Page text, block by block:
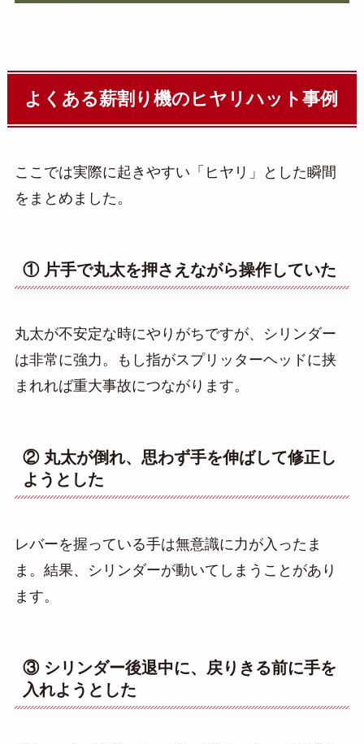
よくある薪割り機のヒヤリハット事例
ここでは実際に起きやすい「ヒヤリ」とした瞬間
をまとめました。
① 片手で丸太を押さえながら操作していた
丸太が不安定な時にやりがちですが、シリンダー
は非常に強力。もし指がスプリッターヘッドに挟
まれれば重大事故につながります。
② 丸太が倒れ、思わず手を伸ばして修正し
ようとした
レバーを握っている手は無意識に力が入ったま
ま。結果、シリンダーが動いてしまうことがあり
ます。
③ シリンダー後退中に、戻りきる前に手を
入れようとした